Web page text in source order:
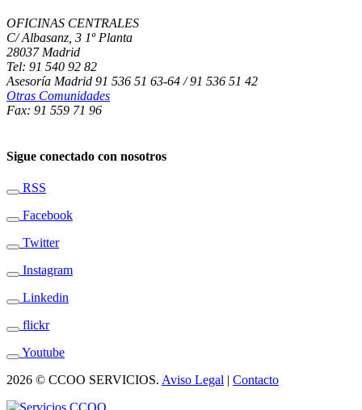
OFICINAS CENTRALES
C/ Albasanz, 3 1º Planta
28037 Madrid
Tel: 91 540 92 82
Asesoría Madrid 91 536 51 63-64 / 91 536 51 42
Otras Comunidades
Fax: 91 559 71 96
Sigue conectado con nosotros
RSS
Facebook
Twitter
Instagram
Linkedin
flickr
Youtube
2026 © CCOO SERVICIOS. Aviso Legal | Contacto